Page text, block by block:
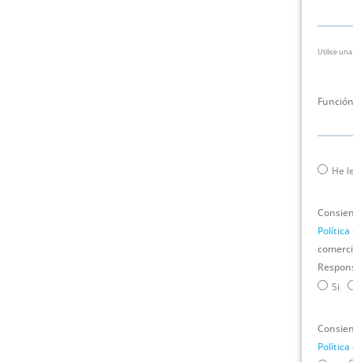
Utilice
He
Política
Si
Política